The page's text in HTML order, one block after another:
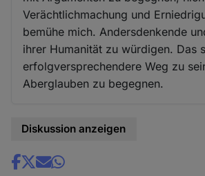
Verächtlichmachung und
bemühe mich. Andersdenkende
ihrer Humanität zu würdigen. Das
erfolgversprechendere Weg zu
Aberglauben zu begegnen.
Diskussion anzeigen
Share